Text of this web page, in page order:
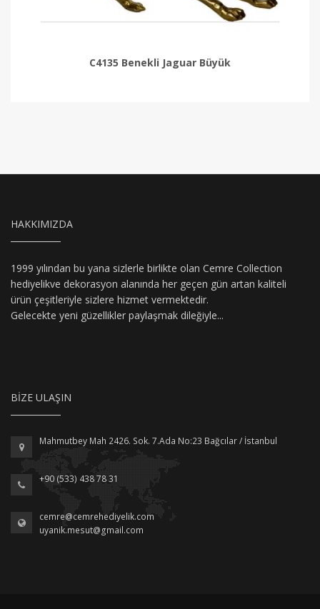
C4135 Benekli Jaguar Büyük
HAKKIMIZDA
1999 yılından bu yana sizlerle birlikte olan Cemre Collection
hediyelikve dekorasyon alanında her geçen gün artan kaliteli
ürün çeşitleriyle sizlere hizmet vermektedir.
Gelecekte yeni güzellikler paylaşmak dileğiyle...
BIZE ULAŞIN
Mahmutbey Mah 2426. Sok. 7.Ada No:23 Bağcılar / İstanbul
+90 (533) 438 78 31
cemre@cemrehediyelik.com
uyanik.mesut@gmail.com